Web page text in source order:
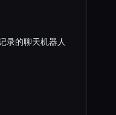
录的聊天机器人